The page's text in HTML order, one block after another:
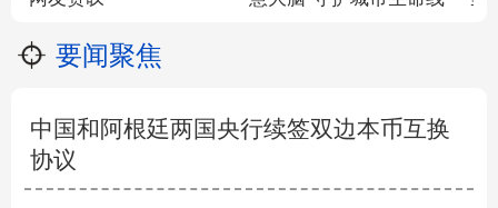
要闻聚焦
中国和阿根廷两国央行续签双边本币互换
协议